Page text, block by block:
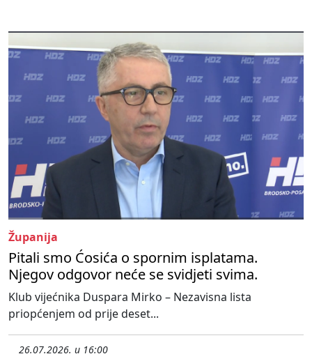
Županija
Pitali smo Ćosića o spornim isplatama.
Njegov odgovor neće se svidjeti svima.
Klub vijećnika Duspara Mirko – Nezavisna lista
priopćenjem od prije deset...
26.07.2026. u 16:00